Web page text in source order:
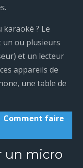
? Le
un ou plusieurs
et un lecteur
appareils de
une table de
Comment faire
un micro